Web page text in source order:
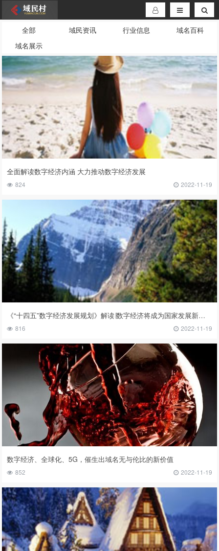
全部 域民资讯 行业信息
域名百科
域名展示
全面解读数字经济内涵 大力推动数字经济发展
824 2022-11-19
《“十四五”数字经济发展规划》解读∣数字经济将成为国家发展新征程的助推器
816 2022-11-19
数字经济、全球化、5G，催生出域名无与伦比的新价值
852 2022-11-19